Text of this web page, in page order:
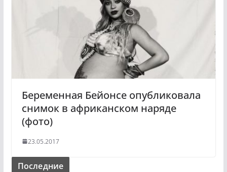
Беременная Бейонсе опубликовала
снимок в африканском наряде
(фото)
23.05.2017
Последние